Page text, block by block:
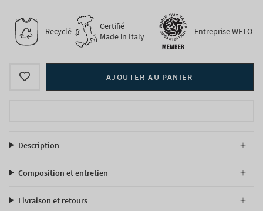
Recyclé
Certifié
Made in Italy
Entreprise WFTO
AJOUTER AU PANIER
Description
Composition et entretien
Livraison et retours